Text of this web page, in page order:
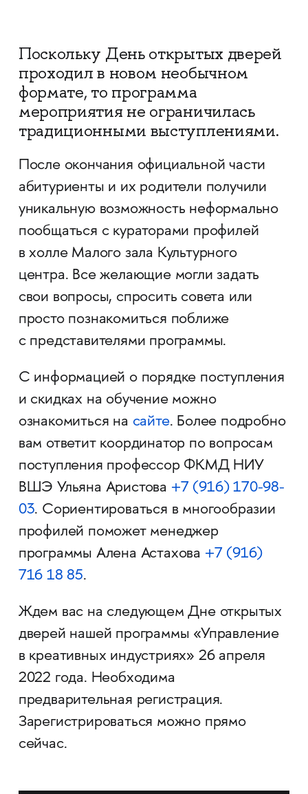
Поскольку День открытых дверей
проходил в новом необычном
формате, то программа
мероприятия не ограничилась
традиционными выступлениями.
После окончания официальной части
абитуриенты и их родители получили
уникальную возможность неформально
пообщаться с кураторами профилей
в холле Малого зала Культурного
центра. Все желающие могли задать
свои вопросы, спросить совета или
просто познакомиться поближе
с представителями программы.
С информацией о порядке поступления
и скидках на обучение можно
ознакомиться на сайте. Более подробно
вам ответит координатор по вопросам
поступления профессор ФКМД НИУ
ВШЭ Ульяна Аристова +7 (916) 170-98-
03. Сориентироваться в многообразии
профилей поможет менеджер
программы Алена Астахова +7 (916)
716 18 85.
Ждем вас на следующем Дне открытых
дверей нашей программы «Управление
в креативных индустриях» 26 апреля
2022 года. Необходима
предварительная регистрация.
Зарегистрироваться можно прямо
сейчас.